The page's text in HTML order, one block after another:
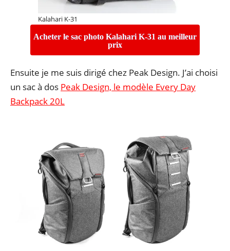
Kalahari K-31
Acheter le sac photo Kalahari K-31 au meilleur
prix
Ensuite je me suis dirigé chez Peak Design. J’ai choisi
un sac à dos Peak Design, le modèle Every Day
Backpack 20L